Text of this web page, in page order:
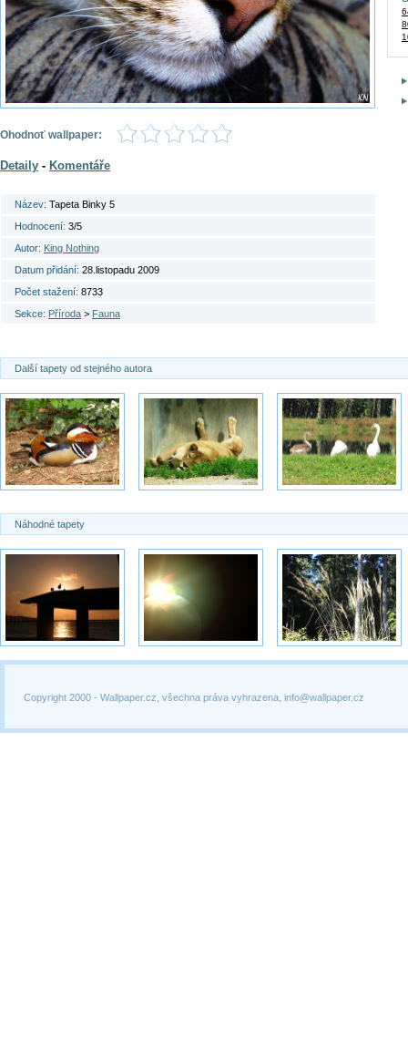
Ohodnoť wallpaper:
Detaily - Komentáře
Název: Tapeta Binky 5
Hodnocení: 3/5
Autor: King Nothing
Datum přidání: 28.listopadu 2009
Počet stažení: 8733
Sekce: Příroda > Fauna
Další tapety od stejného autora
Náhodné tapety
Copyright 2000 - Wallpaper.cz, všechna práva vyhrazena, info@wallpaper.cz